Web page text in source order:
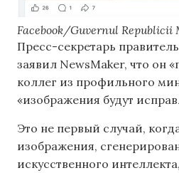
Facebook/Guvernul Republicii
Пресс-секретарь
заявил NewsMaker, что он
коллег из профильного
«изображения будут
Это не первый случай,
изображения,
искусственного